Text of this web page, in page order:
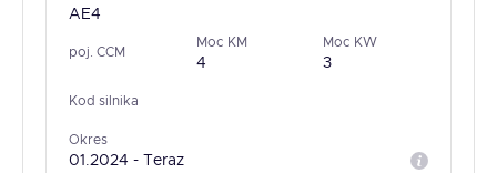
AE4
poj. CCM
Moc KM
4
Moc KW
3
Kod silnika
Okres
01.2024 - Teraz